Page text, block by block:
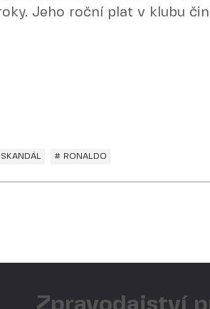
Jeho roční plat v klubu
# RONALDO
Zpravodajství